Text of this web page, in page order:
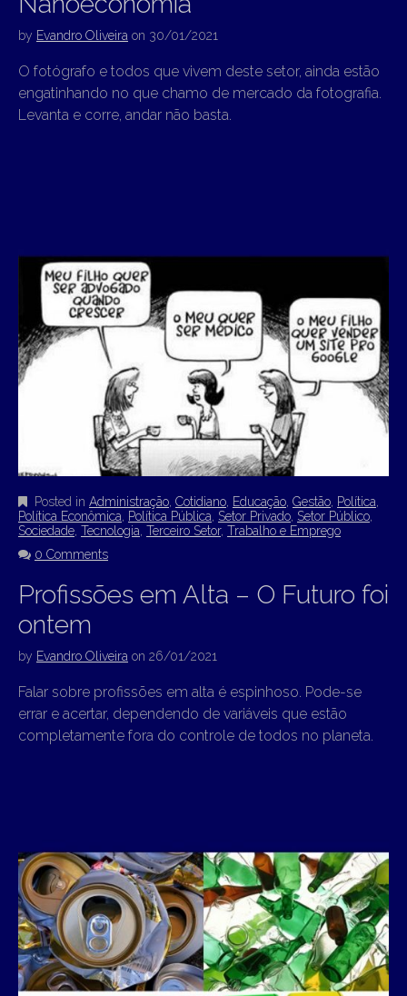
by Evandro Oliveira on 30/01/2021
O fotógrafo e todos que vivem deste setor, ainda estão
engatinhando no que chamo de mercado da fotografia.
Levanta e corre, andar não basta.
Posted in Administração Cotidiano Educação Gestão Política
Política Econômica
Política Pública Setor Privado Setor Público
Sociedade Tecnologia Terceiro Setor, Trabalho e Emprego
0 Comments
Profissões em Alta – O Futuro foi
ontem
by Evandro Oliveira on 26/01/2021
Falar sobre profissões em alta é espinhoso. Pode-se
errar e acertar, dependendo de variáveis que estão
completamente fora do controle de todos no planeta.